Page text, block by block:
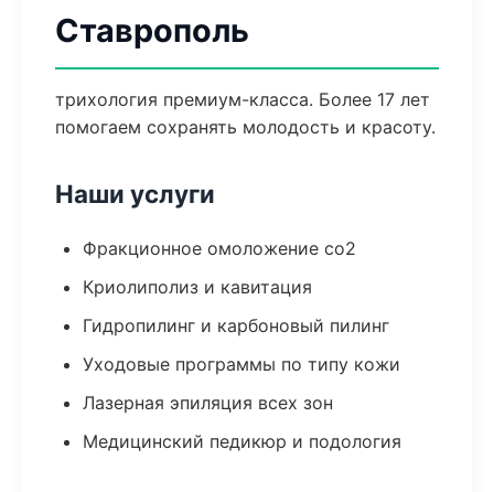
Ставрополь
трихология премиум-класса. Более 17 лет
помогаем сохранять молодость и красоту.
Наши услуги
Фракционное омоложение co2
Криолиполиз и кавитация
Гидропилинг и карбоновый пилинг
Уходовые программы по типу кожи
Лазерная эпиляция всех зон
Медицинский педикюр и подология